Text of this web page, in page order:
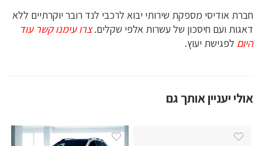
חברת אודיסי מספקת שירותי יבוא לרכבי לנד רובר יוקרתיים ללא
דאגות ועם חיסכון של עשרות אלפי שקלים.צרו עימנו קשר עוד
היום לפגישת יעוץ.
אולי יעניין אותך גם